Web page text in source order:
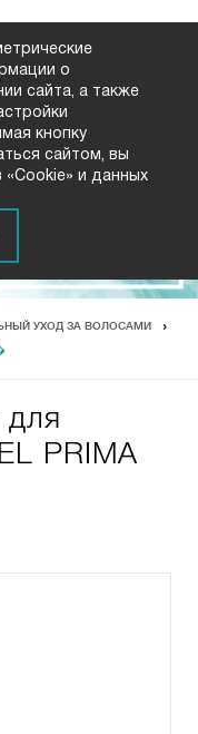
УХОД ЗА ВОЛОСАМИ
PRIMA
о
сайта, а также
кнопку
сайтом, вы
и данных